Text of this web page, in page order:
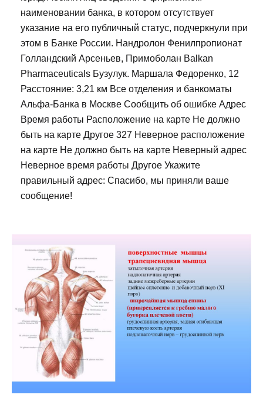
наименовании банка, в котором отсутствует
указание на его публичный статус, подчеркнули при
этом в Банке России. Нандролон Фенилпропионат
Голландский Арсеньев, Примоболан Balkan
Pharmaceuticals Бузулук. Маршала Федоренко, 12
Расстояние: 3,21 км Все отделения и банкоматы
Альфа-Банка в Москве Сообщить об ошибке Адрес
Время работы Расположение на карте Не должно
быть на карте Другое 327 Неверное расположение
на карте Не должно быть на карте Неверный адрес
Неверное время работы Другое Укажите
правильный адрес: Спасибо, мы приняли ваше
сообщение!